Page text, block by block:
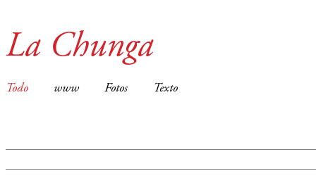
La Chunga
Todo www Fotos Texto